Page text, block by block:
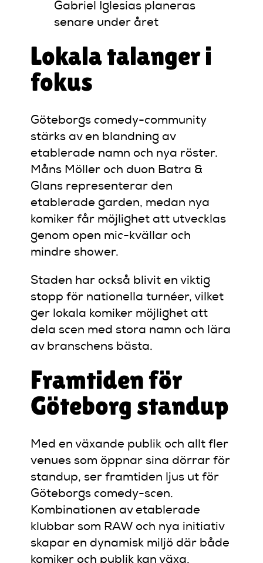
Gabriel Iglesias planeras
senare under året
Lokala talanger i
fokus
Göteborgs comedy-community
stärks av en blandning av
etablerade namn och nya röster.
Måns Möller och duon Batra &
Glans representerar den
etablerade garden, medan nya
komiker får möjlighet att utvecklas
genom open mic-kvällar och
mindre shower.
Staden har också blivit en viktig
stopp för nationella turnéer, vilket
ger lokala komiker möjlighet att
dela scen med stora namn och lära
av branschens bästa.
Framtiden för
Göteborg standup
Med en växande publik och allt fler
venues som öppnar sina dörrar för
standup, ser framtiden ljus ut för
Göteborgs comedy-scen.
Kombinationen av etablerade
klubbar som RAW och nya initiativ
skapar en dynamisk miljö där både
komiker och publik kan växa.